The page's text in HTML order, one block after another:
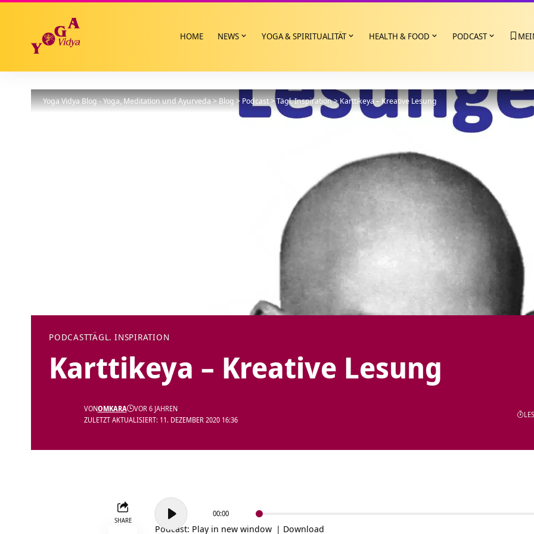
HOME NEWS YOGA & SPIRITUALITÄT HEALTH & FOOD PODCAST
Yoga Vidya Blog - Yoga, Meditation und Ayurveda>Blog> Podcast>Tägl. Inspiration>Karttikeya – Kreative Lesung
PODCASTTÄGL. INSPIRATION
Karttikeya – Kreative Lesung
ZULETZT AKTUALISIERT: 11. DEZEMBER 2020 16:36
VONOMKARA VOR 6 JAHREN
SHARE
Audio-
Player
00:00
Podcast: Play in new window | Download